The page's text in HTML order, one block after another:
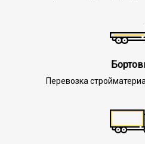
Перевозка